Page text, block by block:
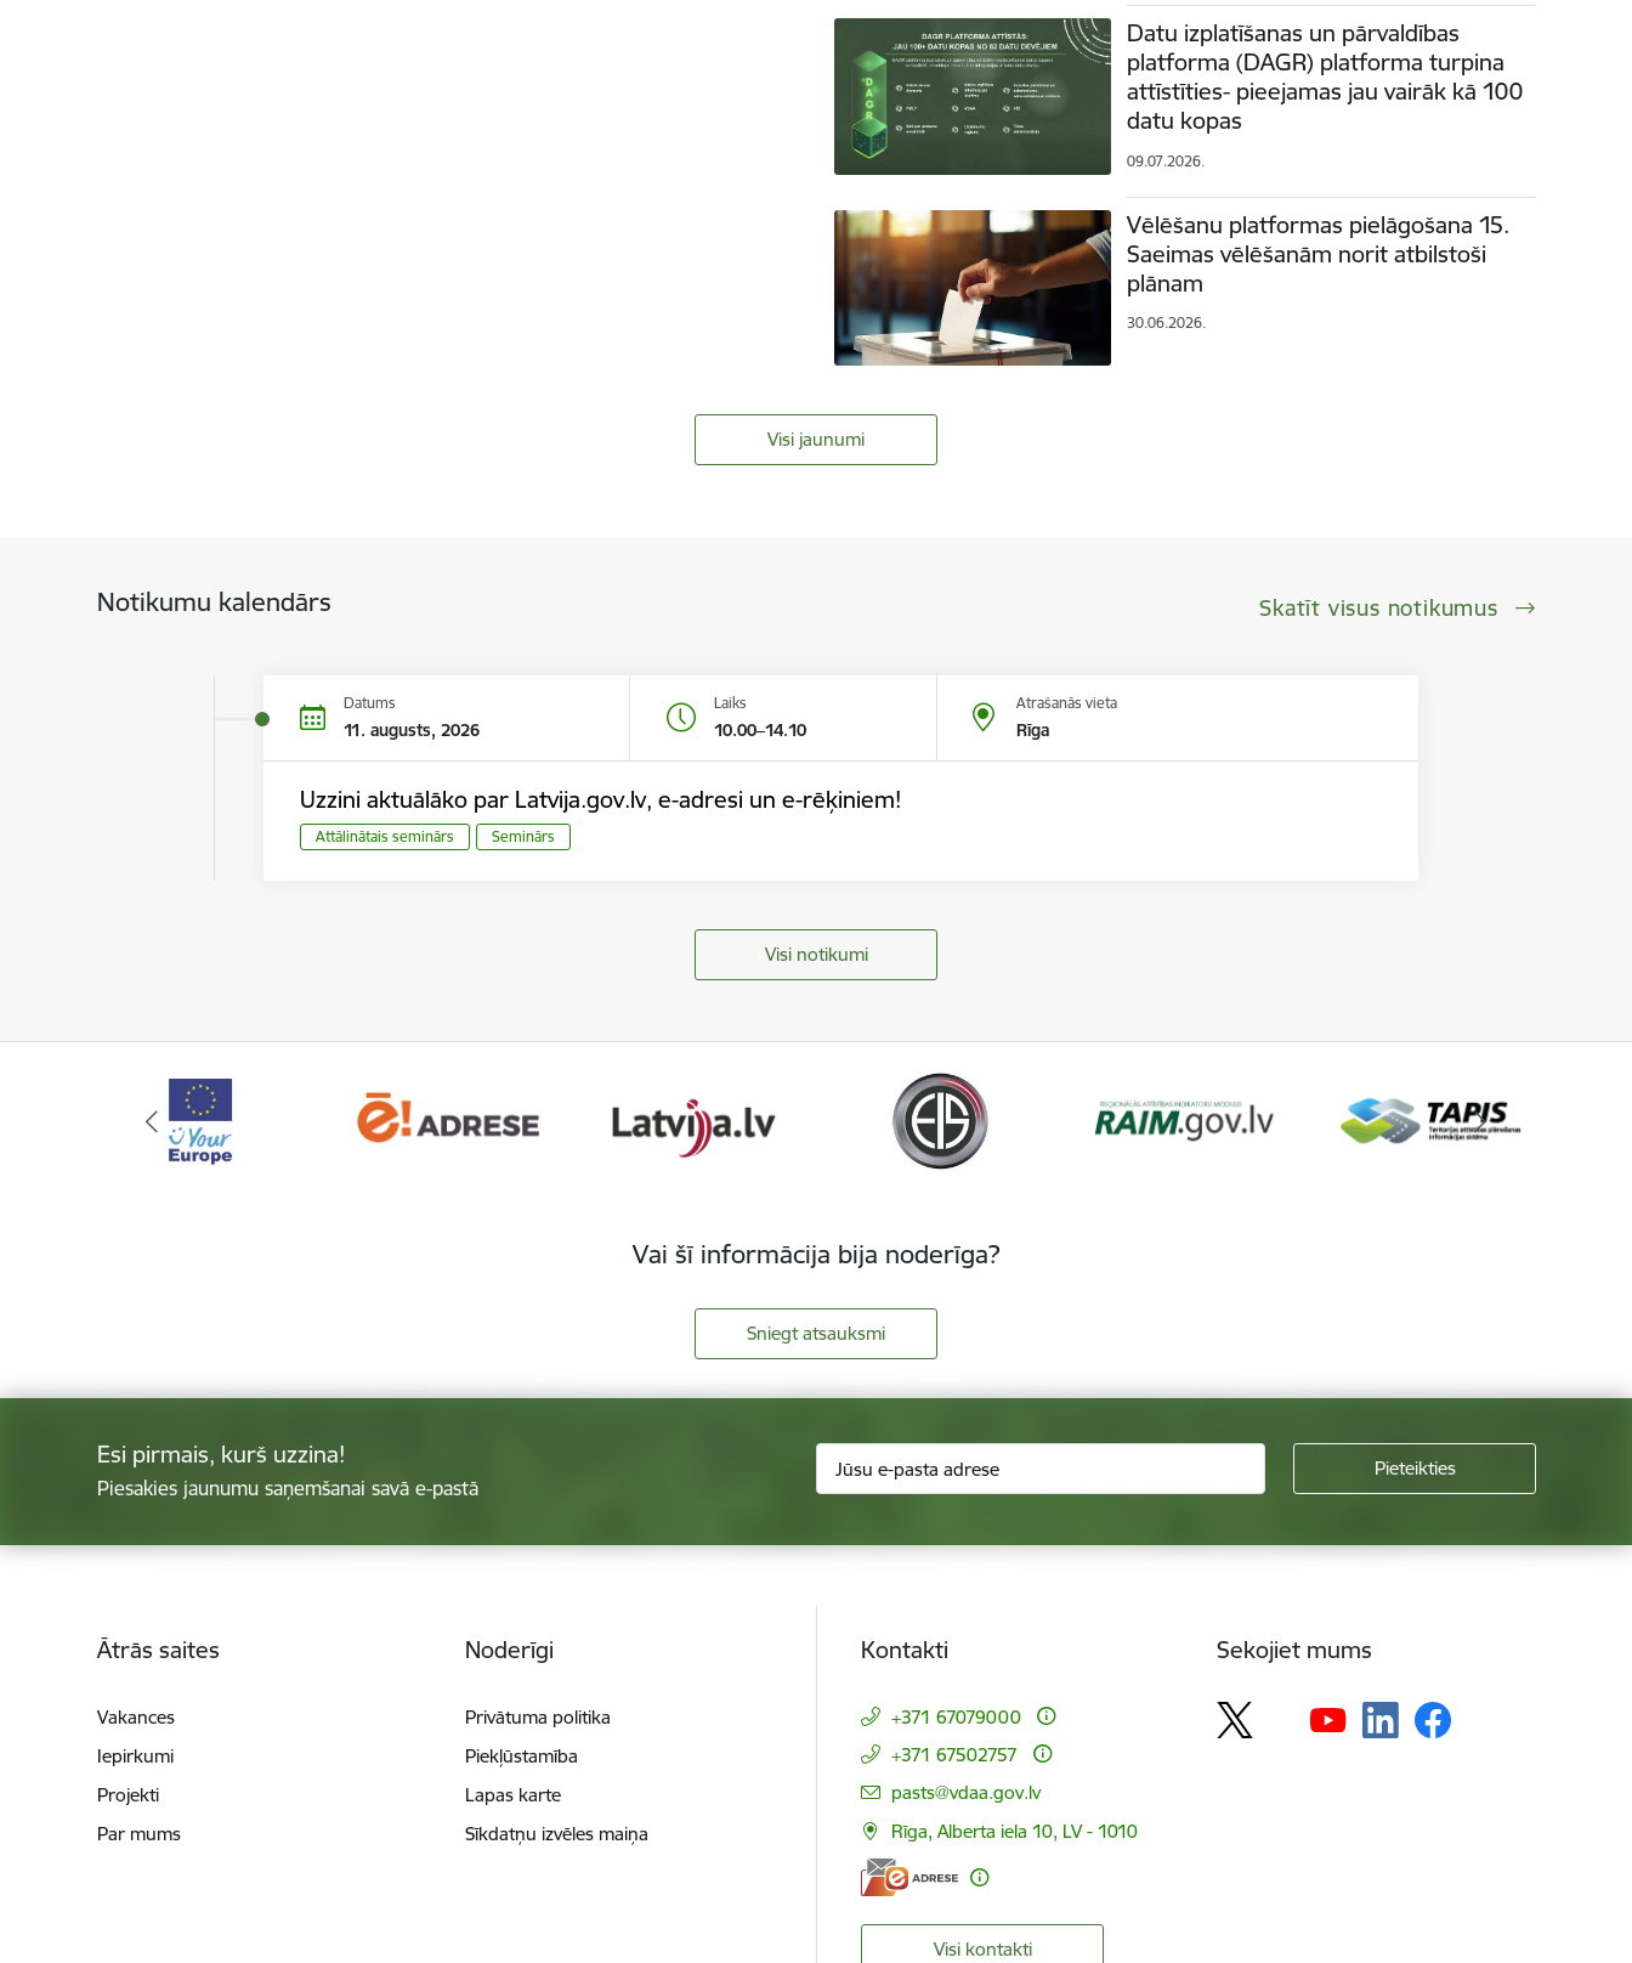
Datu izplatīšanas un pārvaldības
platforma (DAGR) platforma turpina
attīstīties- pieejamas jau vairāk kā 100
datu kopas
09.07.2026.
Vēlēšanu platformas pielāgošana 15.
Saeimas vēlēšanām norit atbilstoši
plānam
30.06.2026.
Visi jaunumi
Notikumu kalendārs Skatīt visus notikumus
Datums
11. augusts, 2026
Laiks
10.00–14.10
Atrašanās vieta
Rīga
Uzzini aktuālāko par Latvija.gov.lv, e-adresi un e-rēķiniem!
Attālinātais seminārs Seminārs
Visi notikumi
Vai šī informācija bija noderīga?
Sniegt atsauksmi
Esi pirmais, kurš uzzina!
Piesakies jaunumu saņemšanai savā e-pastā
Ātrās saites
Vakances
Iepirkumi
Projekti
Par mums
Noderīgi
Privātuma politika
Piekļūstamība
Lapas karte
Sīkdatņu izvēles maiņa
Kontakti
+371 67079000
+371 67502757
E-pasts:
pasts@vdaa.gov.lv
Rīga, Alberta iela 10, LV - 1010
Visi kontakti
Sekojiet mums